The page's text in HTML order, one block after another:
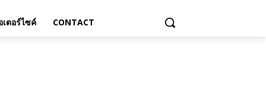
เตอร์ไซค์ CONTACT